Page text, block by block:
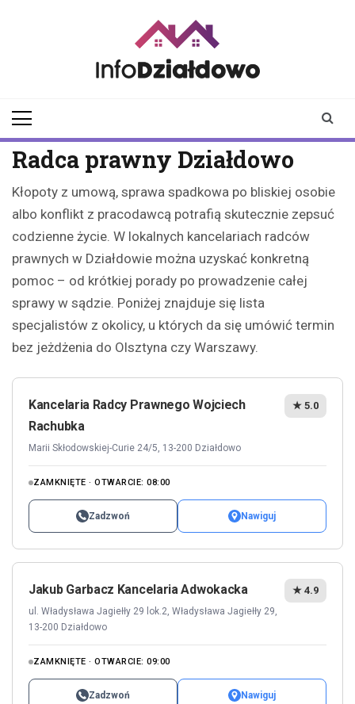
Radca prawny Działdowo
Kłopoty z umową, sprawa spadkowa po bliskiej osobie
albo konflikt z pracodawcą potrafią skutecznie zepsuć
codzienne życie. W lokalnych kancelariach radców
prawnych w Działdowie można uzyskać konkretną
pomoc – od krótkiej porady po prowadzenie całej
sprawy w sądzie. Poniżej znajduje się lista
specjalistów z okolicy, u których da się umówić termin
bez jeżdżenia do Olsztyna czy Warszawy.
Kancelaria Radcy Prawnego Wojciech
Rachubka
Marii Skłodowskiej-Curie 24/5, 13-200 Działdowo
★ 5.0
ZAMKNIĘTE · OTWARCIE: 08:00
Zadzwoń Nawiguj
Jakub Garbacz Kancelaria Adwokacka
ul. Władysława Jagiełły 29 lok.2, Władysława Jagiełły 29,
13-200 Działdowo
★ 4.9
ZAMKNIĘTE · OTWARCIE: 09:00
Zadzwoń Nawiguj